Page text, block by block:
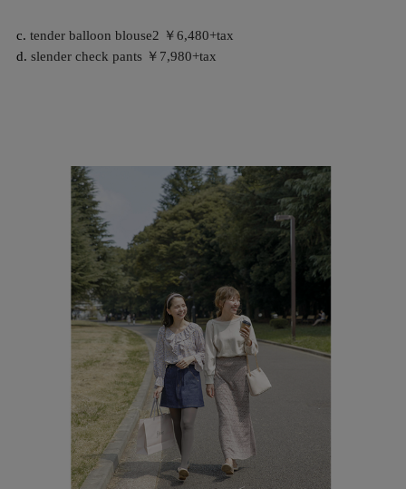
c. tender balloon blouse2 ￥6,480+tax
d. slender check pants ￥7,980+tax